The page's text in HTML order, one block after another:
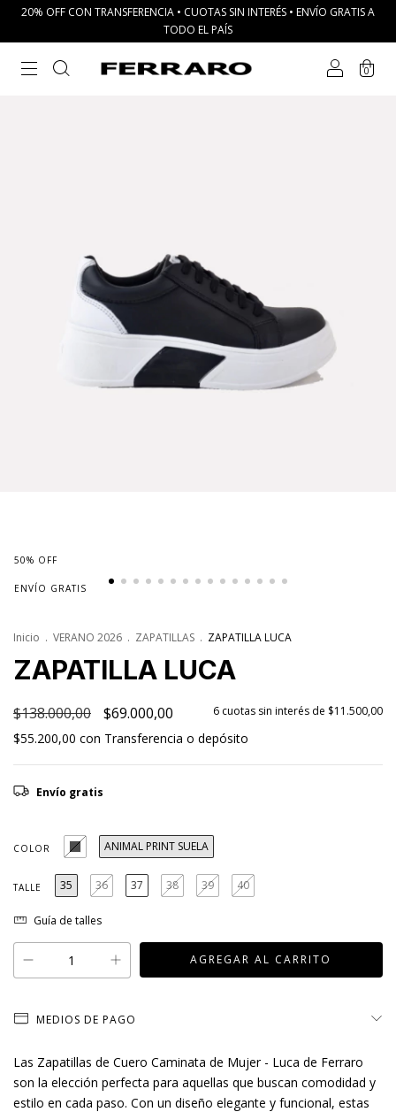
20% OFF CON TRANSFERENCIA • CUOTAS SIN INTERÉS • ENVÍO GRATIS A
TODO EL PAÍS
0
50% OFF
ENVÍO GRATIS
Inicio . VERANO 2026 . ZAPATILLAS . ZAPATILLA LUCA
ZAPATILLA LUCA
$138.000,00 $69.000,00 6 cuotas sin interés de $11.500,00
$55.200,00 con Transferencia o depósito
Envío gratis
COLOR ANIMAL PRINT SUELA
TALLE 35 36 37 38 39 40
Guía de talles
MEDIOS DE PAGO
Las Zapatillas de Cuero Caminata de Mujer - Luca de Ferraro
son la elección perfecta para aquellas que buscan comodidad y
estilo en cada paso. Con un diseño elegante y funcional, estas